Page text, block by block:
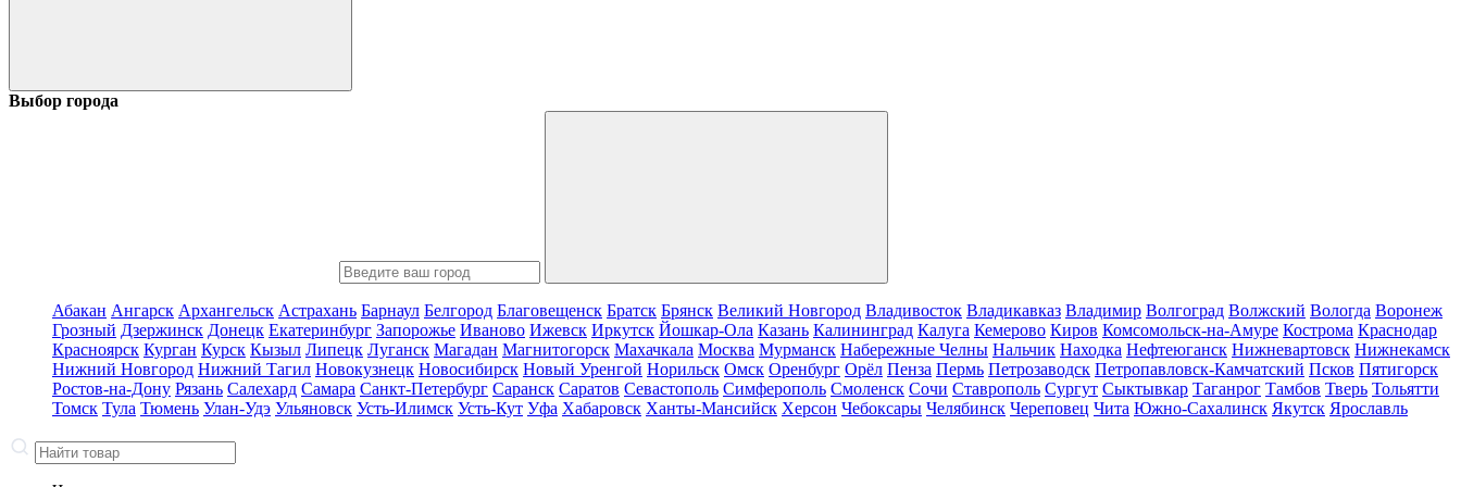
Выбор города
Абакан Ангарск Архангельск Астрахань Барнаул Белгород Благовещенск Братск Брянск Великий Новгород Владивосток Владикавказ Владимир Волгоград Волжский Вологда Воронеж
Грозный Дзержинск Донецк Екатеринбург Запорожье Иваново Ижевск Иркутск Йошкар-Ола Казань Калининград Калуга Кемерово Киров Комсомольск-на-Амуре Кострома Краснодар
Красноярск Курган Курск Кызыл Липецк Луганск Магадан Магнитогорск Махачкала Москва Мурманск Набережные Челны Нальчик Находка Нефтеюганск Нижневартовск Нижнекамск
Нижний Новгород Нижний Тагил Новокузнецк Новосибирск Новый Уренгой Норильск Омск Оренбург Орёл Пенза Пермь Петрозаводск Петропавловск-Камчатский Псков Пятигорск
Ростов-на-Дону Рязань Салехард Самара Санкт-Петербург Саранск Саратов Севастополь Симферополь Смоленск Сочи Ставрополь Сургут Сыктывкар Таганрог Тамбов Тверь Тольятти
Томск Тула Тюмень Улан-Удэ Ульяновск Усть-Илимск Усть-Кут Уфа Хабаровск Ханты-Мансийск Херсон Чебоксары Челябинск Череповец Чита Южно-Сахалинск Якутск Ярославль